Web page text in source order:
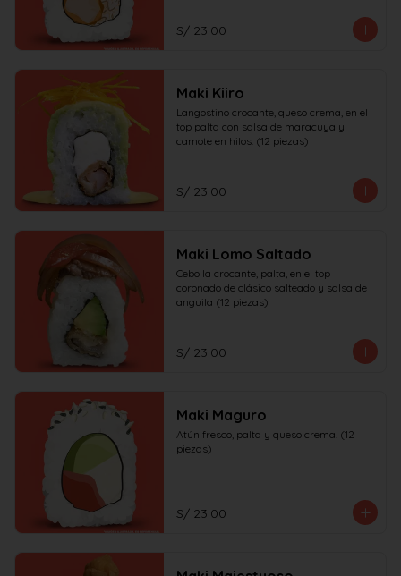
S/ 23.00
Maki Kiiro
Langostino crocante, queso crema, en el
top palta con salsa de maracuya y
camote en hilos. (12 piezas)
S/ 23.00
Maki Lomo Saltado
Cebolla crocante, palta, en el top
coronado de clásico salteado y salsa de
anguila (12 piezas)
S/ 23.00
Maki Maguro
Atún fresco, palta y queso crema. (12
piezas)
S/ 23.00